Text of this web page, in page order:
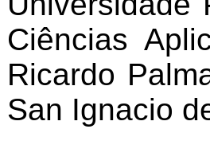
Ciências
Ricardo
San Ignacio